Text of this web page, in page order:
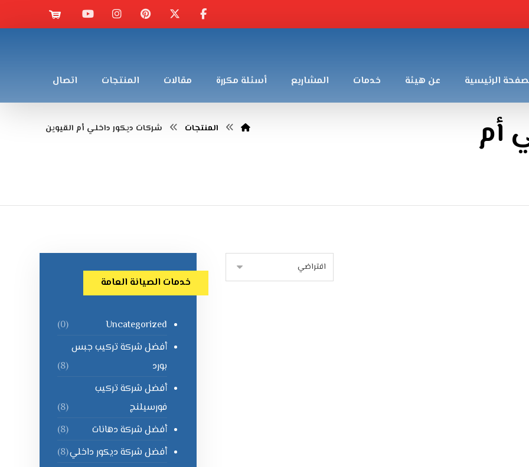
الرئيسية عن هيئة خدمات المشاريع أسئلة مكررة مقالات المنتجات اتصال
أم
المنتجات شركات ديكور داخلي أم القيوين
خدمات الصيانة العامة
Uncategorized
(0)
أفضل شركة تركيب جبس
بورد
(8)
أفضل شركة تركيب
فورسيلنج
(8)
أفضل شركة دهانات
(8)
أفضل شركة ديكور داخلي(8)